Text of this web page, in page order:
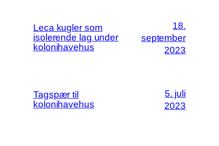
Leca kugler som
isolerende lag under
kolonihavehus
18.
september
2023
Tagspær til
kolonihavehus
5. juli
2023